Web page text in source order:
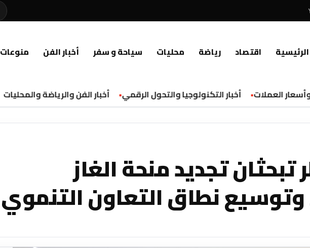
الرئيسية اقتصاد رياضة محليات سياحة و سفر أخبار الفن منوعات
العملات أخبار التكنولوجيا والتحول الرقمي أخبار الفن والرياضة والمحليات
تجديد منحة الغاز
وتوسيع نطاق التعاون التنموي